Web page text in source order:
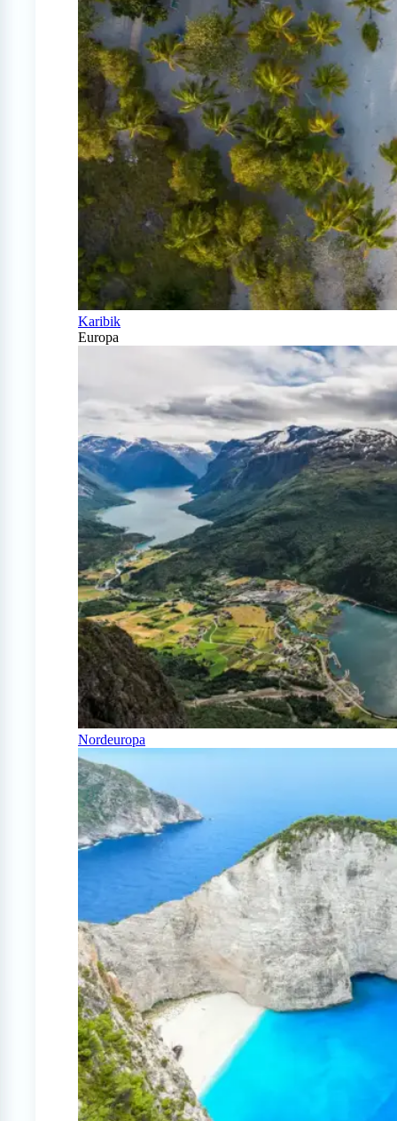
Karibik
Europa
Nordeuropa